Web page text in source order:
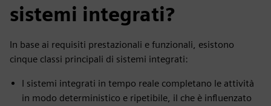
sistemi integrati?
In base ai requisiti prestazionali e funzionali, esistono
cinque classi principali di sistemi integrati:
I sistemi integrati in tempo reale completano le attività
in modo deterministico e ripetibile, il che è influenzato